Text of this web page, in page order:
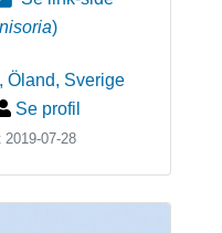
)
Öland, Sverige
Se profil
2019-07-28